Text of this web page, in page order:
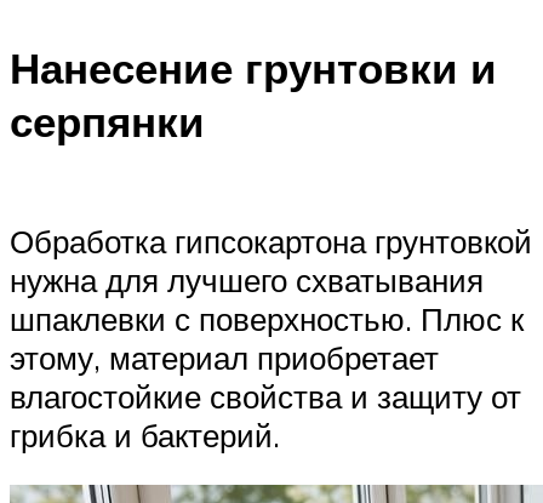
Нанесение грунтовки и
серпянки
Обработка гипсокартона грунтовкой
нужна для лучшего схватывания
шпаклевки с поверхностью. Плюс к
этому, материал приобретает
влагостойкие свойства и защиту от
грибка и бактерий.